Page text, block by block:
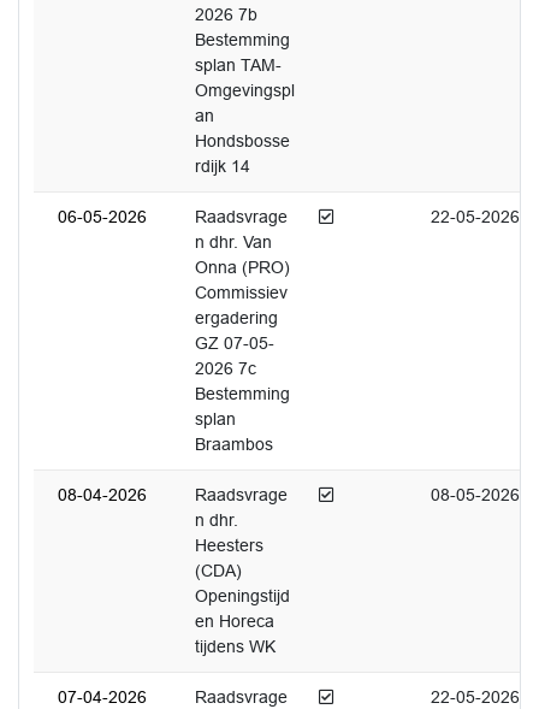
2026 7b
Bestemming
splan TAM-
Omgevingspl
an
Hondsbosse
rdijk 14
06-05-2026
Raadsvrage
n dhr. Van
Onna (PRO)
Commissiev
ergadering
GZ 07-05-
2026 7c
Bestemming
splan
Braambos
Afgedaan 22-05-2026
08-04-2026
Raadsvrage
n dhr.
Heesters
(CDA)
Openingstijd
en Horeca
tijdens WK
Afgedaan 08-05-2026
07-04-2026
Raadsvrage
Afgedaan 22-05-2026